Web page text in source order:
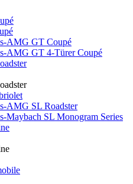
AMG GT Coupé
AMG GT 4-Türer Coupé
AMG SL Roadster
Maybach SL Monogram Series